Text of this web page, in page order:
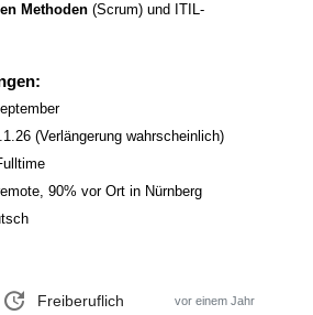
Methoden (Scrum) und ITIL-
(Verlängerung wahrscheinlich)
90% vor Ort in Nürnberg
update Freiberuflich vor einem Jahr